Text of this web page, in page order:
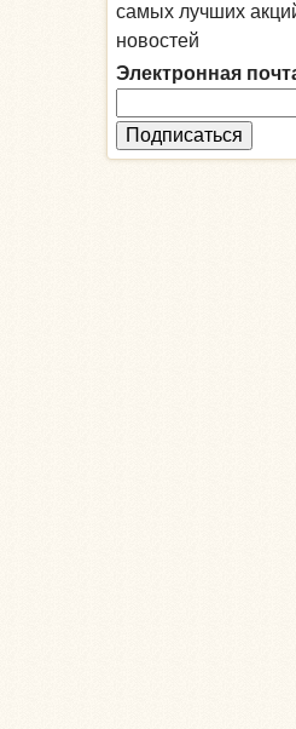
самых лучших
новостей
Электронная